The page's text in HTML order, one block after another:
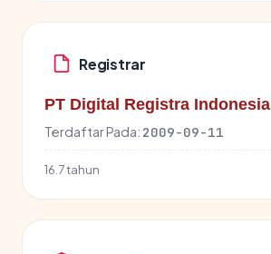
Registrar
PT Digital Registra Indonesia
Terdaftar Pada: 2009-09-11
16.7 tahun